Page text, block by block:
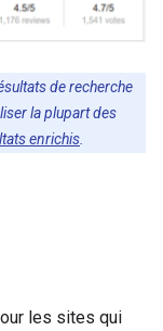
de recherche
la plupart des
enrichis
les sites qui